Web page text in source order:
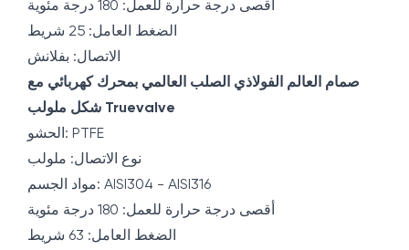
أقصى درجة حرارة للعمل: 180 درجة مئوية
الضغط العامل: 25 شريط
الاتصال: بفلانش
صمام العالم الفولاذي الصلب العالمي بمحرك كهربائي مع
شكل ملولب Truevalve
الحشو: PTFE
نوع الاتصال: ملولب
مواد الجسم: AISI304 - AISI316
أقصى درجة حرارة للعمل: 180 درجة مئوية
الضغط العامل: 63 شريط